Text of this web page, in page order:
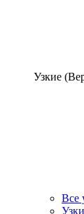
Узкие
Все